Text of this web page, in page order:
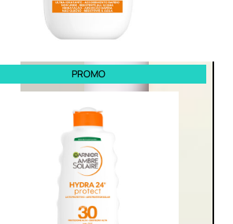
PROMO